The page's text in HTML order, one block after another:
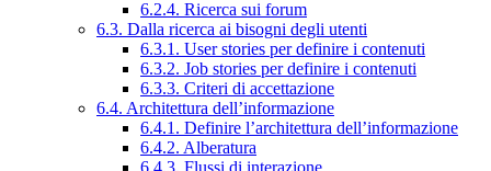
6.2.4. Ricerca sui forum
6.3. Dalla ricerca ai bisogni degli utenti
6.3.1. User stories per definire i contenuti
6.3.2. Job stories per definire i contenuti
6.3.3. Criteri di accettazione
6.4. Architettura dell’informazione
6.4.1. Definire l’architettura dell’informazione
6.4.2. Alberatura
6.4.3. Flussi di interazione